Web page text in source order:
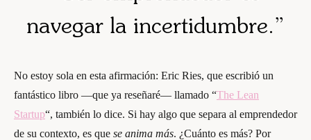
navegar la incertidumbre.”
No estoy sola en esta afirmación: Eric Ries, que escribió un
fantástico libro —que ya reseñaré— llamado “The Lean
Startup“, también lo dice. Si hay algo que separa al emprendedor
de su contexto, es que se anima más. ¿Cuánto es más? Por